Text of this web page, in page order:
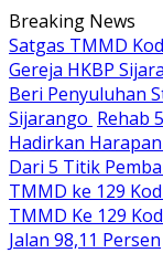
Langsung
ke
konten
Breaking News
Satgas TMMD
Gereja HKBP
Beri Penyuluhan
Sijarango Rehab
Hadirkan
Dari 5 Titik
TMMD ke 129
TMMD Ke 129
Jalan 98,11 Persen